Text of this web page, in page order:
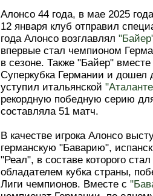
Алонсо 44 года, в мае 2025
12 января клуб отправил
года Алонсо возглавлял
впервые стал чемпионом
в сезоне. Также "Байер"
Суперкубка Германии и
уступил итальянской
рекордную победную серию
составляла 51 матч.
В качестве игрока Алонсо
германскую "Баварию",
"Реал", в составе которого
обладателем кубка страны,
Лиги чемпионов. Вместе с